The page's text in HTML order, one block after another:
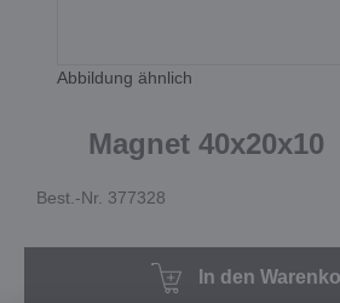
Abbildung ähnlich
Magnet 40x20x10
Best.-Nr. 377328
In den